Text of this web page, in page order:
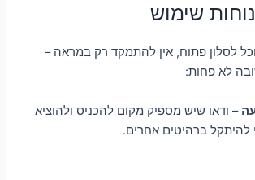
שימוש
לסלון פתוח, אין להתמקד רק במראה –
לא פחות:
– ודאו שיש מספיק מקום להכניס ולהוציא
להיתקל ברהיטים אחרים.